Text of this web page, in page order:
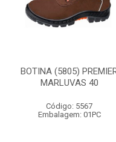
BOTINA (5805)
MARLUVAS 40
Código: 5567
Embalagem: 01PC